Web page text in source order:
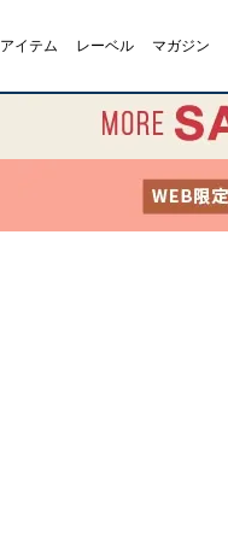
アイテム レーベル マガジン